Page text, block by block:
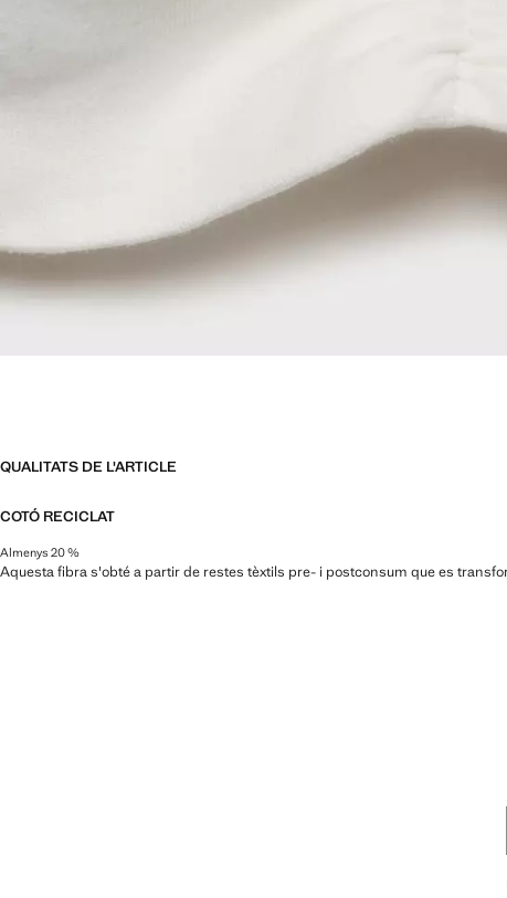
QUALITATS DE L'ARTICLE
COTÓ RECICLAT
Almenys 20 %
Aquesta fibra s'obté a partir de restes tèxtils pre- i postconsum que es